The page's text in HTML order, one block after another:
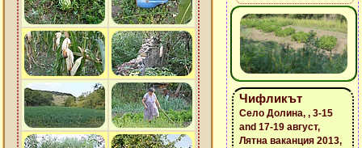
Чифликът
Село Долина, , 3-15
and 17-19 август,
Лятна ваканция 2013,